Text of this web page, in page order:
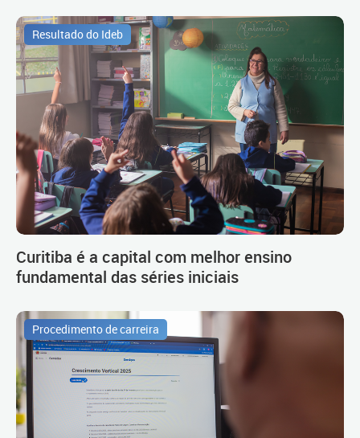
Resultado do Ideb
Curitiba é a capital com melhor ensino
fundamental das séries iniciais
Procedimento de carreira